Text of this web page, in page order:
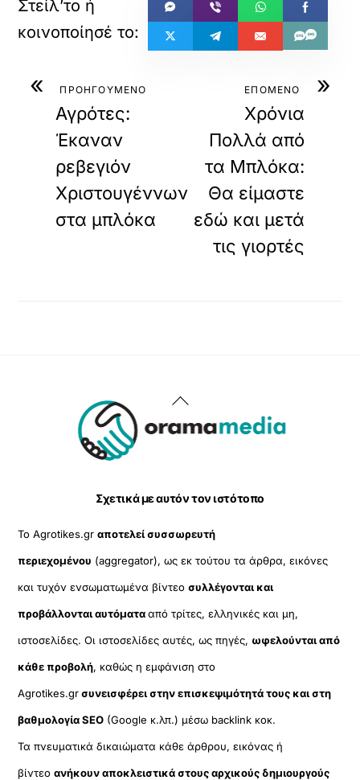
« ΠΡΟΗΓΟΥΜΕΝΟ
Αγρότες:
Έκαναν
ρεβεγιόν
Χριστουγέννων
στα μπλόκα
»
ΕΠΟΜΕΝΟ
Χρόνια
Πολλά από
τα Μπλόκα:
Θα είμαστε
εδώ και μετά
τις γιορτές
Back
To
Σχετικά με αυτόν τον ιστότοπο
Το Agrotikes.grαποτελεί συσσωρευτή
περιεχομένου (aggregator), ως εκ τούτου τα άρθρα, εικόνες
και τυχόν ενσωματωμένα βίντεοσυλλέγονται και
προβάλλονται αυτόματααπό τρίτες, ελληνικές και μη,
ιστοσελίδες. Οι ιστοσελίδες αυτές, ως πηγές, ωφελούνται από
κάθε προβολή, καθώς η εμφάνιση στο
Agrotikes.grσυνεισφέρει στην επισκεψιμότητά τους και στη
βαθμολογία SEO (Google κ.λπ.) μέσω backlink κοκ.
Τα πνευματικά δικαιώματα κάθε άρθρου, εικόνας ή
βίντεοανήκουν αποκλειστικά στους αρχικούς δημιουργούς